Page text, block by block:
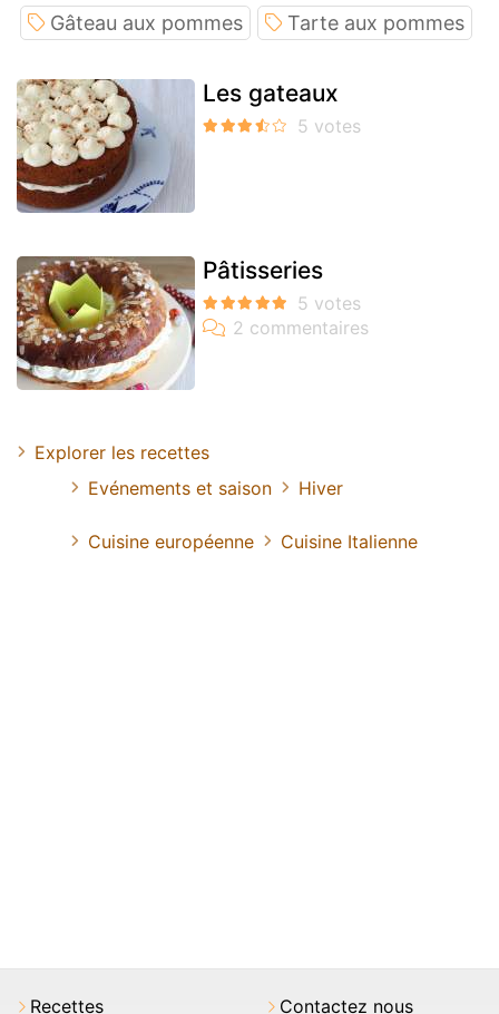
Gâteau aux pommes
Tarte aux pommes
Les gateaux
Pâtisseries
Explorer les recettes
Evénements et saison
Hiver
Cuisine européenne Cuisine Italienne
Recettes Contactez nous